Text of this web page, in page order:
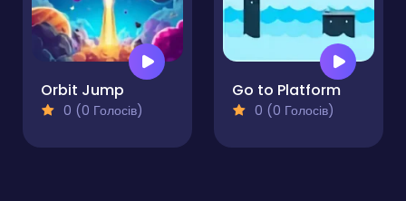
Orbit Jump
0 (0 Голосів)
Go to Platform
0 (0 Голосів)